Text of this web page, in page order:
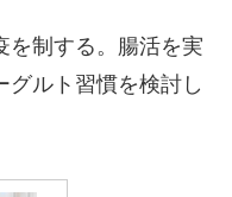
を制する。腸活を実
グルト習慣を検討し